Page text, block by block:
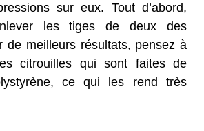
sur eux. Tout d’abord,
les tiges de deux des
de meilleurs résultats, pensez à
citrouilles qui sont faites de
ce qui les rend très